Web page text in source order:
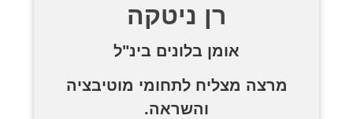
רן ניטקה
אומן בלונים בינ"ל
מרצה מצליח לתחומי מוטיבציה
והשראה.